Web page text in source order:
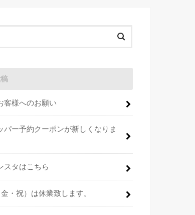
客様へのお願い
パー予約クーポンが新しくなりま
スタはこちら
・祝）は休業致します。